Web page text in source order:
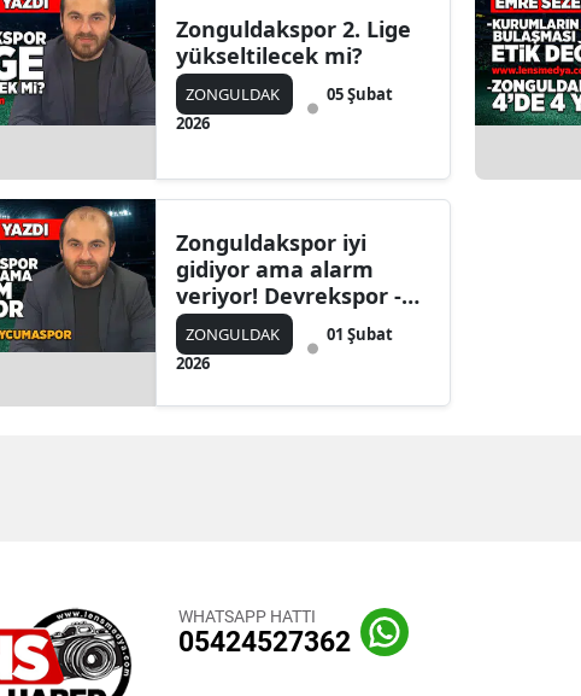
Zonguldakspor 2. Lige
yükseltilecek mi?
ZONGULDAK
05 Şubat
2026
Zonguldakspor iyi
gidiyor ama alarm
veriyor! Devrekspor -
Çaycumaspor
ZONGULDAK
01 Şubat
2026
WHATSAPP HATTI
05424527362